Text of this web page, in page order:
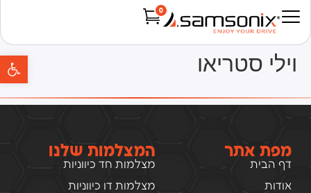
0
וילי סטריאו
מפת אתר
דף הבית
אודות
המצלמות שלנו
מצלמות חד כיווניות
מצלמות דו כיווניות